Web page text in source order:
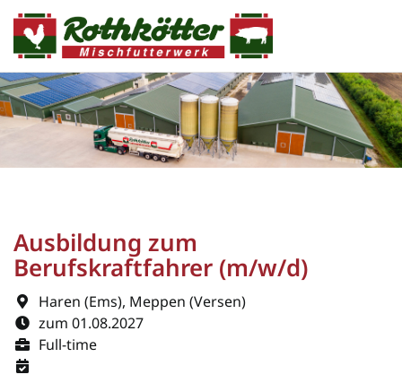
Ausbildung zum
Berufskraftfahrer (m/w/d)
Haren (Ems), Meppen (Versen)
zum 01.08.2027
Full-time